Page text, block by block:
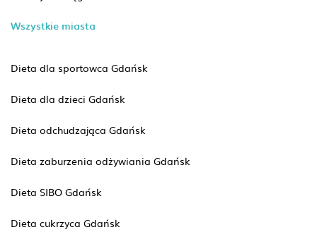
Wszystkie miasta
Dieta dla sportowca Gdańsk
Dieta dla dzieci Gdańsk
Dieta odchudzająca Gdańsk
Dieta zaburzenia odżywiania Gdańsk
Dieta SIBO Gdańsk
Dieta cukrzyca Gdańsk